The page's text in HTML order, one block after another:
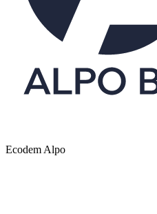
Ecodem Alpo